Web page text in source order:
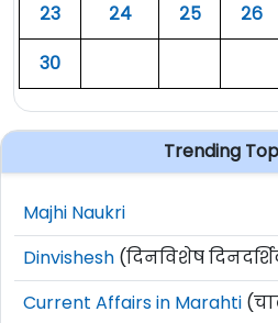
२३
२४ २५ २६
३०
Trending
Majhi Naukri
Dinvishesh (दिनविशेष
Current Affairs in Marahti